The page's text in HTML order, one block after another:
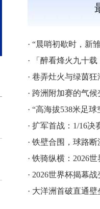
· “晨哨初歇时，新
·
「醉看烽火九十
· 巷弄灶火与绿茵狂
· 跨洲附加赛的气候变量
· “高海拔538米足球空气动力学特征与
· 扩军首战：1/16决赛
· 铁壁合围，球路断
· 铁骑纵横：2026
· 2026世界杯揭幕战变
· 大洋洲首破直通壁垒